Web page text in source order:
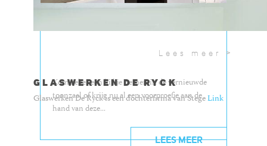
Lees meer >
GLASWERKEN DE RYCK
Glaswerken De Ryck is een dochterfirma van StegeLink
Kom zeker een kijkje nemen in de vernieuwde
toonzaal of krijg nu al een voorproefje aan de
hand van deze...
LEES MEER